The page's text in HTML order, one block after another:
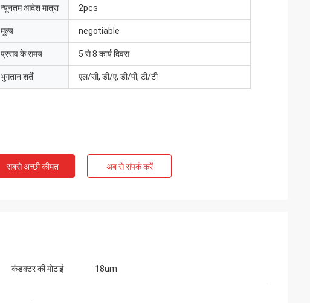
न्यूनतम आदेश मात्रा 2pcs
मूल्य negotiable
प्रसव के समय 5 से 8 कार्य दिवस
भुगतान शर्तें एल/सी, डी/ए, डी/पी, टी/टी
सबसे अच्छी कीमत अब से संपर्क करें
कंडक्टर की मोटाई 18um